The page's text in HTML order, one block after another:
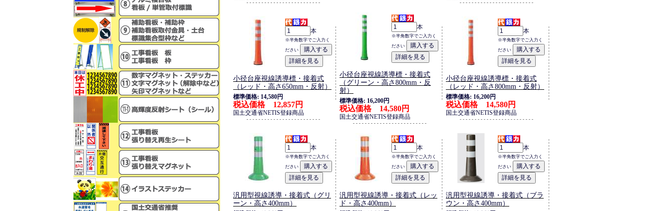
本
※半角数字でご入力く
ださい
小径台座視線誘導標・接着式
（レッド・高さ650mm・反射）
標準価格: 14,580円
税込価格 12,857円
国土交通省NETIS登録商品
本
※半角数字でご入力く
ださい
小径台座視線誘導標・接着式
（グリーン・高さ800mm・反
射）
標準価格: 16,200円
税込価格 14,580円
国土交通省NETIS登録商品
本
※半角数字でご入力く
ださい
小径台座視線誘導標・接着式
（レッド・高さ800mm・反射）
標準価格: 16,200円
税込価格 14,580円
国土交通省NETIS登録商品
本
※半角数字でご入力く
ださい
汎用型視線誘導・接着式（グリ
ーン・高さ400mm）
本
※半角数字でご入力く
ださい
汎用型視線誘導・接着式（レッ
ド・高さ400mm）
本
※半角数字でご入力く
ださい
汎用型視線誘導・接着式（ブラ
ウン・高さ400mm）